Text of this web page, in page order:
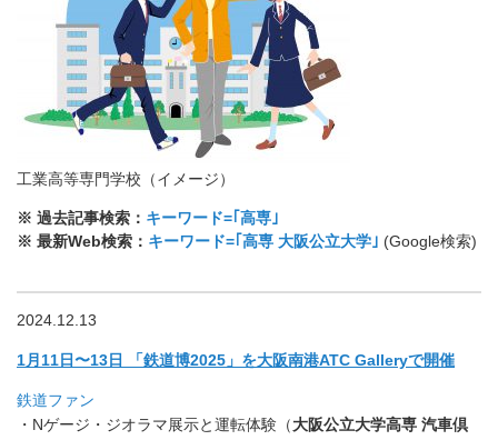
工業高等専門学校（イメージ）
※ 過去記事検索： キーワード=｢高専｣
※ 最新Web検索： キーワード=｢高専 大阪公立大学｣ (Google検索)
2024.12.13
1月11日〜13日 「鉄道博2025」を大阪南港ATC Galleryで開催
鉄道ファン
・Nゲージ・ジオラマ展示と運転体験（大阪公立大学高専 汽車倶